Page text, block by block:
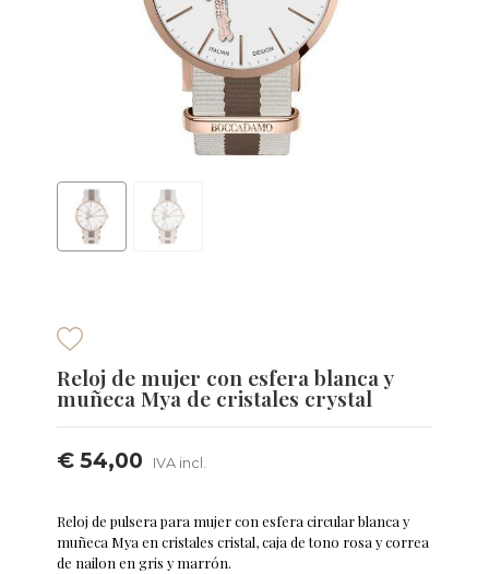
Reloj de mujer con esfera blanca y
muñeca Mya de cristales crystal
€ 54,00 IVA incl.
Reloj de pulsera para mujer con esfera circular blanca y
muñeca Mya en cristales cristal, caja de tono rosa y correa
de nailon en gris y marrón.